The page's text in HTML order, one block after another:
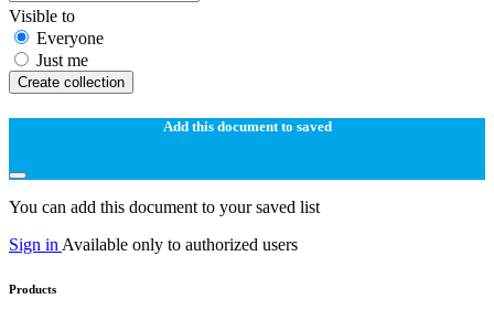
Visible to
Everyone
Just me
Create collection
Add this document to saved
You can add this document to your saved list
Sign in Available only to authorized users
Products